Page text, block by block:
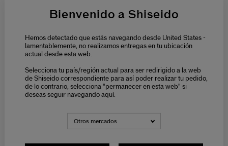
¿Cuál es la diferencia entre UVA y UVB, y cómo
¿Qué es el Proyecto MARE y cómo está
conectado con Shiseido Suncare?
¿Cuál es el enfoque de Shiseido para minimizar
de protección solar?
Bienvenido a Shiseido
Hemos detectado que estás navegando desde United States -
lamentablemente, no realizamos entregas en tu ubicación
actual desde esta web.
Selecciona tu país/región actual para ser redirigido a la web
de Shiseido correspondiente para así poder realizar tu pedido,
de lo contrario, selecciona "permanecer en esta web" si
deseas seguir navegando aquí.
Otros mercados